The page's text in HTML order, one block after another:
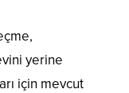
yerine
için mevcut